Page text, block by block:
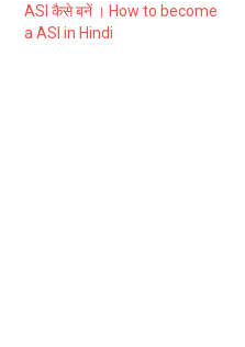
ASI कैसे बनें । How to become
a ASI in Hindi